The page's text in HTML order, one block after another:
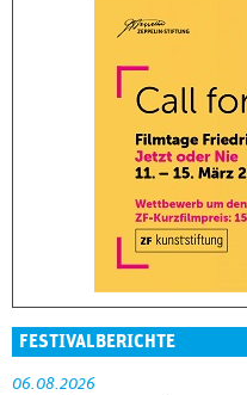
FESTIVALBERICHTE
06.08.2026